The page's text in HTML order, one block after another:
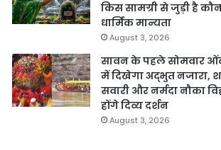
किस सामग्री से जुड़ी है
धार्मिक मान्यता
August 3, 2026
सावन के पहले सोमवार
में दिखेगा अद्भुत नजारा,
सवारी और नर्मदा नौका
होंगे दिव्य दर्शन
August 3, 2026